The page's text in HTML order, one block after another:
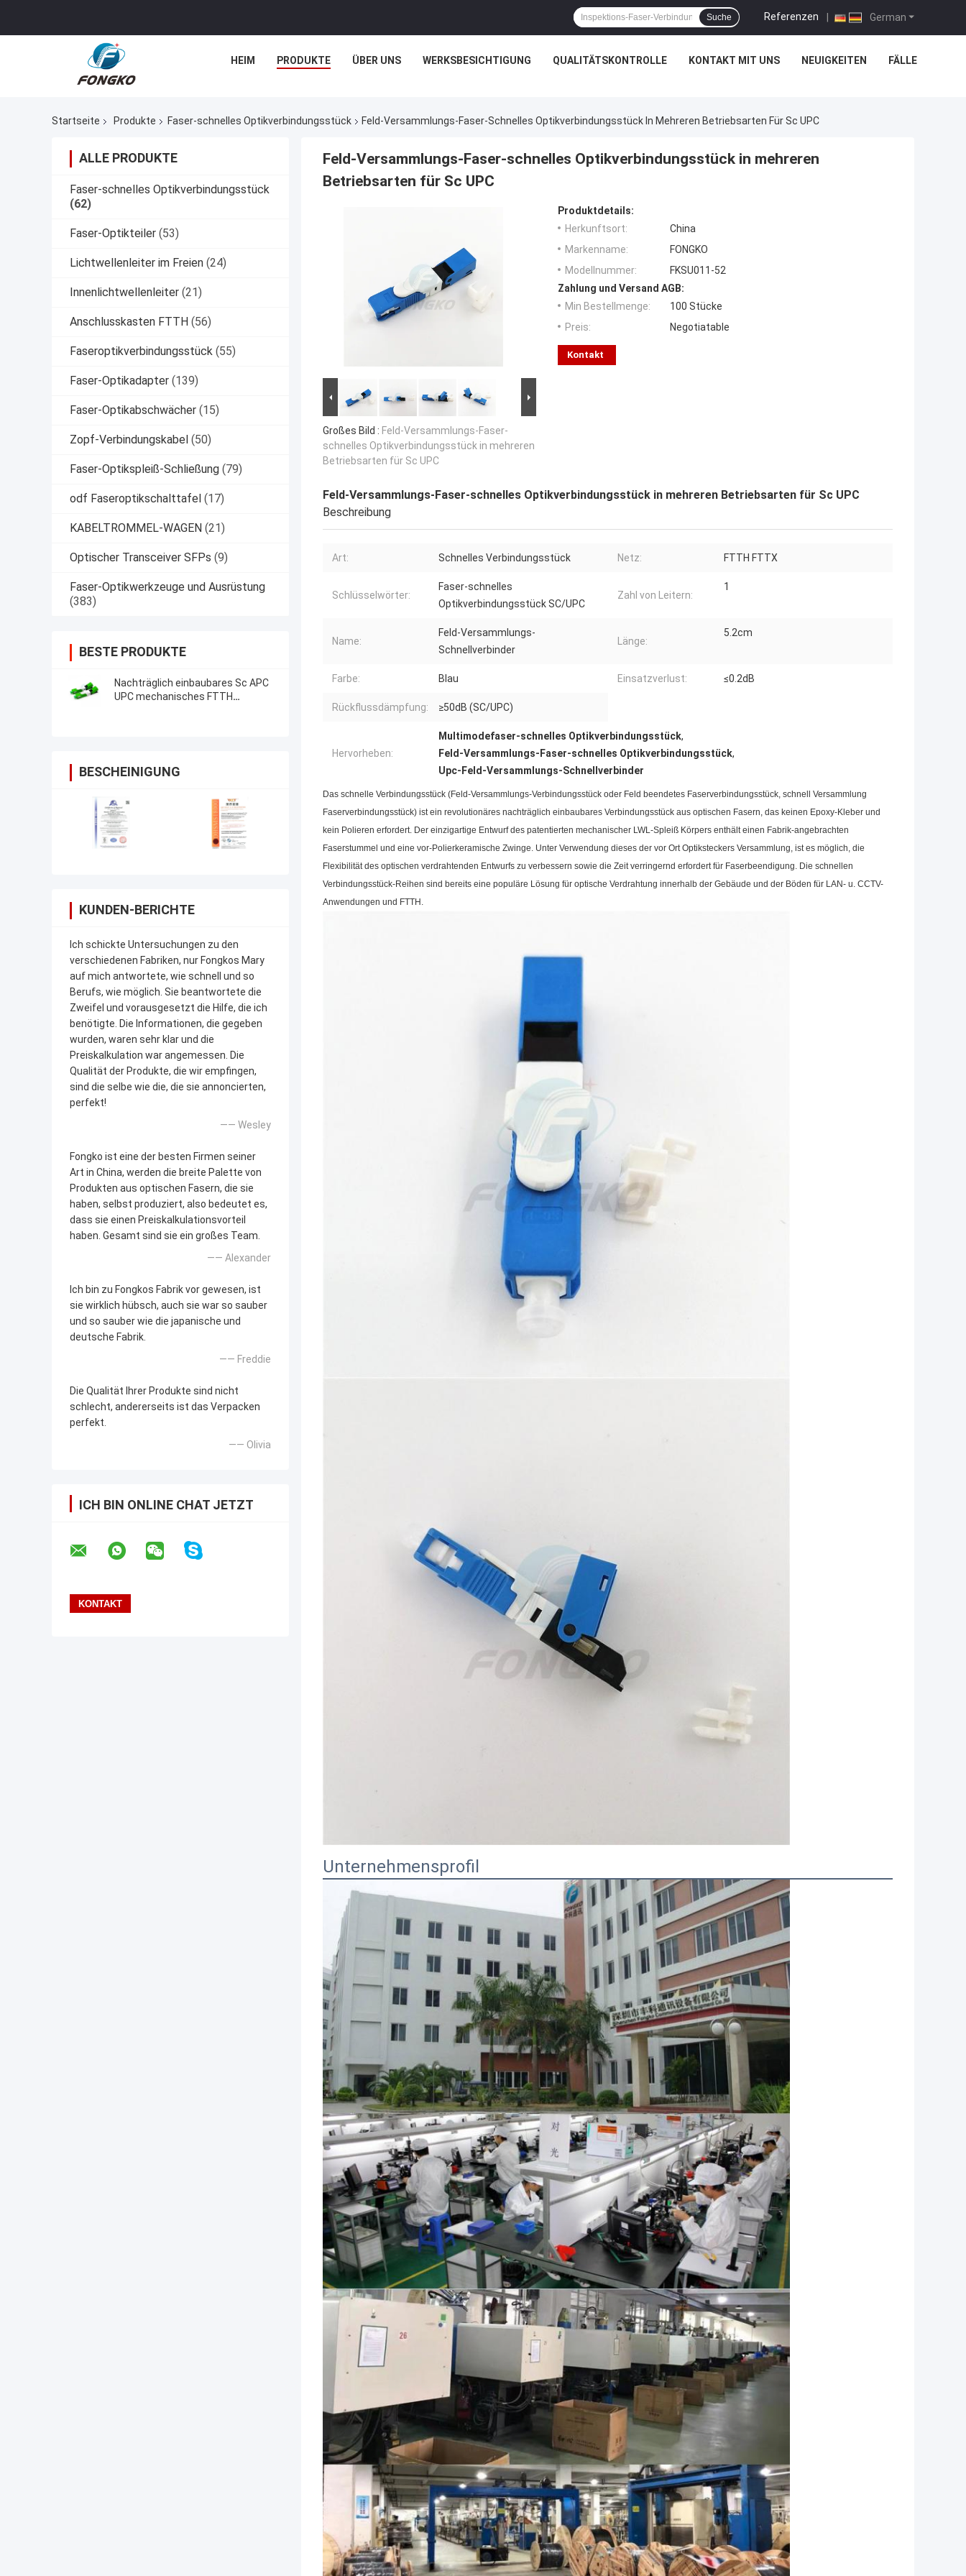
German
Referenzen |
Suche
HEIM PRODUKTE ÜBER UNS WERKSBESICHTIGUNG QUALITÄTSKONTROLLE KONTAKT MIT UNS NEUIGKEITEN FÄLLE
Startseite Produkte Faser-schnelles Optikverbindungsstück Feld-Versammlungs-Faser-Schnelles Optikverbindungsstück In Mehreren Betriebsarten Für Sc UPC
ALLE PRODUKTE
Faser-schnelles Optikverbindungsstück
(62)
Faser-Optikteiler (53)
Lichtwellenleiter im Freien (24)
Innenlichtwellenleiter (21)
Anschlusskasten FTTH (56)
Faseroptikverbindungsstück (55)
Faser-Optikadapter (139)
Faser-Optikabschwächer (15)
Zopf-Verbindungskabel (50)
Faser-Optikspleiß-Schließung (79)
odf Faseroptikschalttafel (17)
KABELTROMMEL-WAGEN (21)
Optischer Transceiver SFPs (9)
Faser-Optikwerkzeuge und Ausrüstung
(383)
BESTE PRODUKTE
Nachträglich einbaubares Sc APC
UPC mechanisches FTTH
BESCHEINIGUNG
KUNDEN-BERICHTE
Ich schickte Untersuchungen zu den
verschiedenen Fabriken, nur Fongkos Mary
auf mich antwortete, wie schnell und so
Berufs, wie möglich. Sie beantwortete die
Zweifel und vorausgesetzt die Hilfe, die ich
benötigte. Die Informationen, die gegeben
wurden, waren sehr klar und die
Preiskalkulation war angemessen. Die
Qualität der Produkte, die wir empfingen,
sind die selbe wie die, die sie annoncierten,
perfekt!
—— Wesley
Fongko ist eine der besten Firmen seiner
Art in China, werden die breite Palette von
Produkten aus optischen Fasern, die sie
haben, selbst produziert, also bedeutet es,
dass sie einen Preiskalkulationsvorteil
haben. Gesamt sind sie ein großes Team.
—— Alexander
Ich bin zu Fongkos Fabrik vor gewesen, ist
sie wirklich hübsch, auch sie war so sauber
und so sauber wie die japanische und
deutsche Fabrik.
—— Freddie
Die Qualität Ihrer Produkte sind nicht
schlecht, andererseits ist das Verpacken
perfekt.
—— Olivia
ICH BIN ONLINE CHAT JETZT
Feld-Versammlungs-Faser-schnelles Optikverbindungsstück in mehreren
Betriebsarten für Sc UPC
Großes Bild : Feld-Versammlungs-Faser-
schnelles Optikverbindungsstück in mehreren
Betriebsarten für Sc UPC
Produktdetails:
Herkunftsort:
China
Markenname:
FONGKO
Modellnummer:
FKSU011-52
Zahlung und Versand AGB:
Min Bestellmenge:
100 Stücke
Preis:
Negotiatable
Kontakt
Feld-Versammlungs-Faser-schnelles Optikverbindungsstück in mehreren Betriebsarten für Sc UPC
Beschreibung
Art: Schnelles Verbindungsstück Netz: FTTH FTTX
Schlüsselwörter:
Faser-schnelles
Optikverbindungsstück SC/UPC
Zahl von Leitern:
1
Name:
Feld-Versammlungs-
Schnellverbinder
Länge:
5.2cm
Farbe: Blau Einsatzverlust: ≤0.2dB
Rückflussdämpfung: ≥50dB (SC/UPC)
Hervorheben:
Multimodefaser-schnelles Optikverbindungsstück,
Feld-Versammlungs-Faser-schnelles Optikverbindungsstück,
Upc-Feld-Versammlungs-Schnellverbinder
Das schnelle Verbindungsstück (Feld-Versammlungs-Verbindungsstück oder Feld beendetes Faserverbindungsstück, schnell Versammlung
Faserverbindungsstück) ist ein revolutionäres nachträglich einbaubares Verbindungsstück aus optischen Fasern, das keinen Epoxy-Kleber und
kein Polieren erfordert. Der einzigartige Entwurf des patentierten mechanischer LWL-Spleiß Körpers enthält einen Fabrik-angebrachten
Faserstummel und eine vor-Polierkeramische Zwinge. Unter Verwendung dieses der vor Ort Optiksteckers Versammlung, ist es möglich, die
Flexibilität des optischen verdrahtenden Entwurfs zu verbessern sowie die Zeit verringernd erfordert für Faserbeendigung. Die schnellen
Verbindungsstück-Reihen sind bereits eine populäre Lösung für optische Verdrahtung innerhalb der Gebäude und der Böden für LAN- u. CCTV-
Anwendungen und FTTH.
Unternehmensprofil